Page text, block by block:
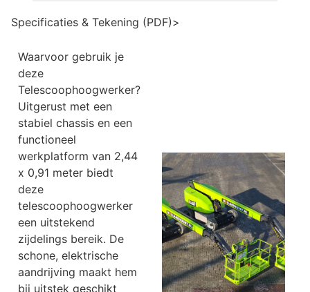
Specificaties & Tekening (PDF)>
Waarvoor gebruik je
deze
Telescoophoogwerker?
Uitgerust met een
stabiel chassis en een
functioneel
werkplatform van 2,44
x 0,91 meter biedt
deze
telescoophoogwerker
een uitstekend
zijdelings bereik. De
schone, elektrische
aandrijving maakt hem
bij uitstek geschikt